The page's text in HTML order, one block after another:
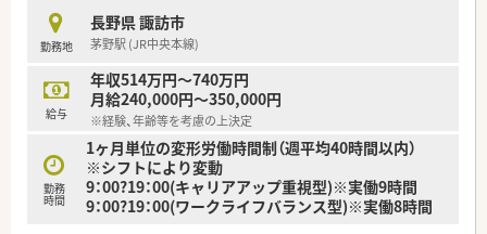
■「健康と美と衛生において社会貢献する」という経営理念のも
と、利便性と信頼性の高い調剤併設型の店舗を展開しておりま
す。
■1つの店舗にヘルス、ビューティー、ライフ、調剤の機能を一挙
に集約した「ショートタイムショッピング」が特長的な法人で
す。
【こんな取り組みをしています】
■未経験者や中途入社の方が現場で困ることがないよう、充実し
た研修マニュアルの完備や業務習得制度によるOJTを実施して
います。
勤務地
長野県 諏訪市
茅野駅 (JR中央本線)
給与
年収514万円～740万円
月給240,000円～350,000円
※経験、年齢等を考慮の上決定
勤務
時間
1ヶ月単位の変形労働時間制（週平均40時間以内）
※シフトにより変動
9：00?19：00(キャリアアップ重視型)※実働9時間
9：00?19：00(ワークライフバランス型)※実働8時間